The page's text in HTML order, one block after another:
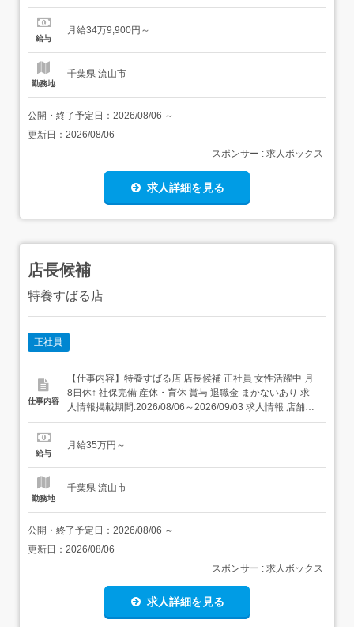
間:2026/08/06～2026/09/03 求人情報 店舗の特徴 賞与最大
の森南1-5-1 流山おおたかの森S・C...
給与
月給34万9,900円～
勤務地
千葉県 流山市
公開・終了予定日： 2026/08/06 ～
更新日： 2026/08/06
スポンサー : 求人ボックス
求人詳細を見る
店長候補
特養すばる店
正社員
仕事内容
【仕事内容】特養すばる店 店長候補 正社員 女性活躍中 月
8日休↑ 社保完備 産休・育休 賞与 退職金 まかないあり 求
人情報掲載期間:2026/08/06～2026/09/03 求人情報 店舗の
特徴 施設内調理(病院・老人ホーム・福祉施設) 住 所 千葉
歩32分 新規事業所OPE...
給与
月給35万円～
勤務地
千葉県 流山市
公開・終了予定日： 2026/08/06 ～
更新日： 2026/08/06
スポンサー : 求人ボックス
求人詳細を見る